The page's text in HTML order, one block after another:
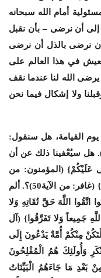
أمام الله سبحانه
إلى أن نرضى – بأن نقبل
نرضى بالذل أن نرضى
في هذا العالم على
يرضى الله لنا عندما نقف
ولا إشكال فيما نحن
يوم القيامة، هل سنقول:
هل سيُعْفينا ذلك عن أن
عَلَيْكُمْ} (المؤمنون: من
الآية105)؟ {أَوَلَمْ تَكُ تَأْتِيكُمْ رُسُلُكُمْ بِالْبَيِّنَاتِ} (غافر: من الآية50)؟. ألم
اتَّقُوا اللَّهَ حَقَّ تُقَاتِهِ وَلا
جَمِيعاً وَلا تَفَرَّقُوا} (آل
{وَلْتَكُنْ مِنْكُمْ أُمَّةٌ يَدْعُونَ إِلَى
وَأُولَئِكَ هُمُ الْمُفْلِحُونَ
مِنْ بَعْدِ مَا جَاءَهُمُ الْبَيِّنَاتُ